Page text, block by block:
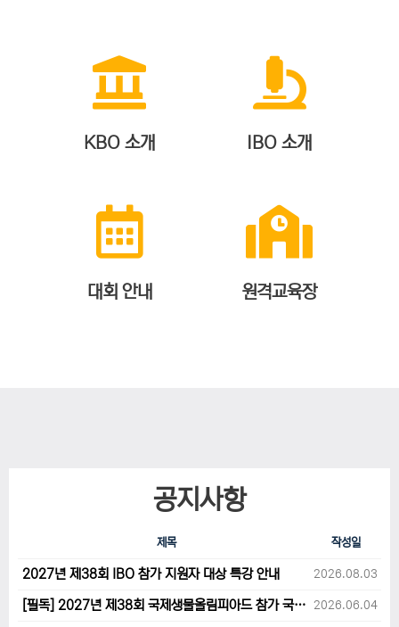
KBO 소개 IBO 소개
대회 안내 원격교육장
공지사항
제목 작성일
2027년 제38회 IBO 참가 지원자 대상 특강 안내 2026.08.03
[필독] 2027년 제38회 국제생물올림피아드 참가 국가대표 1차후보자 선발고사 범위 및 일정 안내 2026.06.04